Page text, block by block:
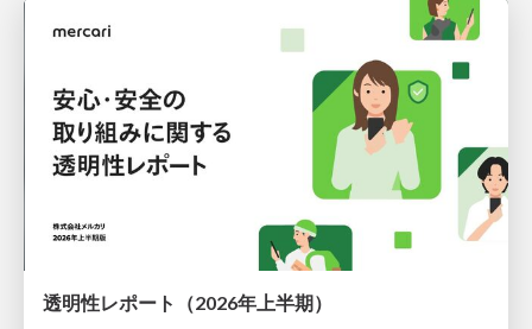
透明性レポート（2026年上半期）